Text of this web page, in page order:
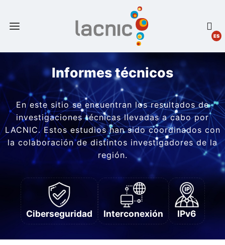
ES
Informes técnicos
En este sitio se encuentran los resultados de
investigaciones técnicas llevadas a cabo por
LACNIC. Estos estudios han sido coordinados con
la colaboración de distintos investigadores de la
región.
Ciberseguridad Interconexión IPv6